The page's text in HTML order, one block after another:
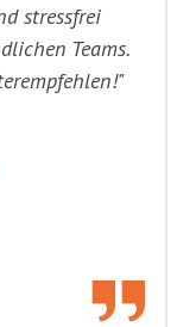
stressfrei
Teams.